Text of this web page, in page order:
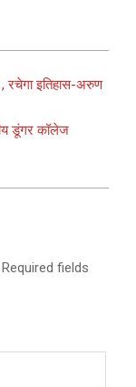
रचेगा इतिहास-अरुण
डूंगर कॉलेज
Required fields